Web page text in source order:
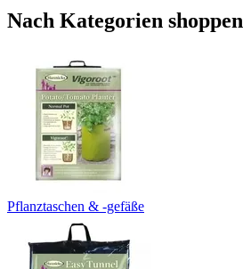
Nach Kategorien shoppen
Pflanztaschen & -gefäße